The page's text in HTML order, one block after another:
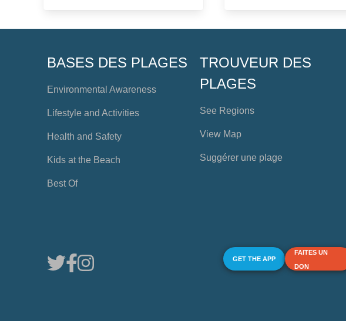
BASES DES PLAGES
Environmental Awareness
Lifestyle and Activities
Health and Safety
Kids at the Beach
Best Of
TROUVEUR DES
PLAGES
See Regions
View Map
Suggérer une plage
GET THE APP
FAITES UN
DON